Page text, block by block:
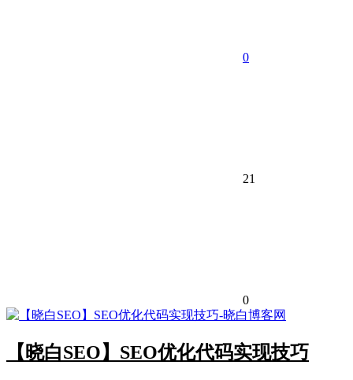
0
21
0
【晓白SEO】SEO优化代码实现技巧